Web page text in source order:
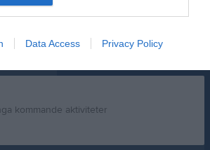
Data Access Privacy Policy
kommande aktiviteter